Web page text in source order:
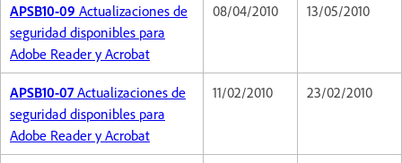
APSB10-09 Actualizaciones de
seguridad disponibles para
Adobe Reader y Acrobat
08/04/2010 13/05/2010
APSB10-07Actualizaciones de
seguridad disponibles para
Adobe Reader y Acrobat
11/02/2010 23/02/2010